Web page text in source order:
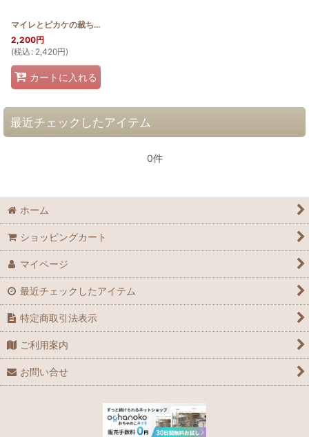
マイレとピカケの裁ちばさみケース
2,200円
(税込 : 2,420円)
カートに入れる
最近チェックしたアイテム
0件
ホーム
ショッピングカート
マイページ
最近チェックしたアイテム
特定商取引法表示
ご利用案内
お問い合せ